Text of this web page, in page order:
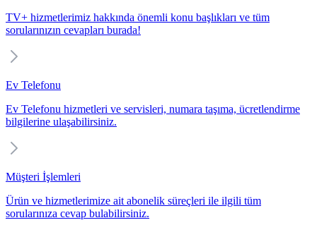
TV+ hizmetlerimiz hakkında önemli konu başlıkları ve tüm
sorularınızın cevapları burada!
Ev Telefonu
Ev Telefonu hizmetleri ve servisleri, numara taşıma, ücretlendirme
bilgilerine ulaşabilirsiniz.
Müşteri İşlemleri
Ürün ve hizmetlerimize ait abonelik süreçleri ile ilgili tüm
sorularınıza cevap bulabilirsiniz.